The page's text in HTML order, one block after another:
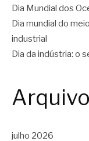
Dia Mundial dos
Dia mundial do
industrial
Dia da indústria: o
julho 2026